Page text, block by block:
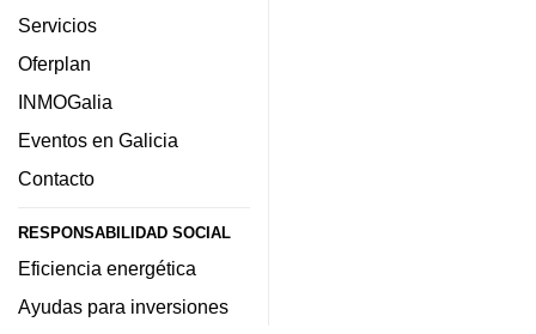
Servicios
Oferplan
INMOGalia
Eventos en Galicia
Contacto
RESPONSABILIDAD SOCIAL
Eficiencia energética
Ayudas para inversiones